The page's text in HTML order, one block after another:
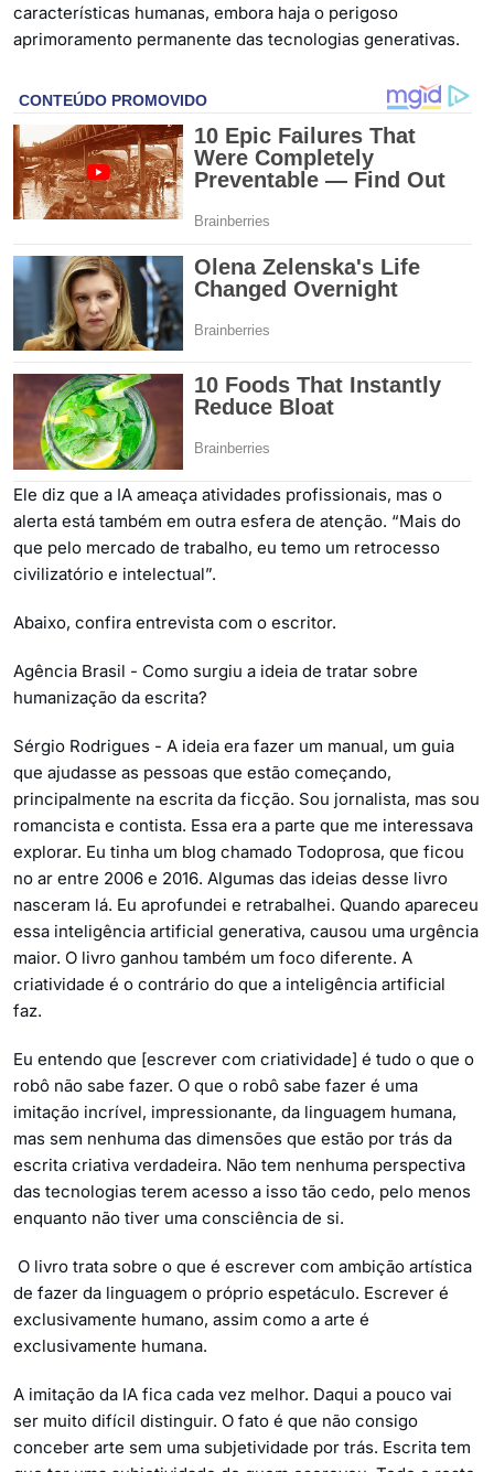
características humanas, embora haja o perigoso
aprimoramento permanente das tecnologias generativas.
Ele diz que a IA ameaça atividades profissionais, mas o
alerta está também em outra esfera de atenção. “Mais do
que pelo mercado de trabalho, eu temo um retrocesso
civilizatório e intelectual”.
Abaixo, confira entrevista com o escritor.
Agência Brasil - Como surgiu a ideia de tratar sobre
humanização da escrita?
Sérgio Rodrigues - A ideia era fazer um manual, um guia
que ajudasse as pessoas que estão começando,
principalmente na escrita da ficção. Sou jornalista, mas sou
romancista e contista. Essa era a parte que me interessava
explorar. Eu tinha um blog chamado Todoprosa, que ficou
no ar entre 2006 e 2016. Algumas das ideias desse livro
nasceram lá. Eu aprofundei e retrabalhei. Quando apareceu
essa inteligência artificial generativa, causou uma urgência
maior. O livro ganhou também um foco diferente. A
criatividade é o contrário do que a inteligência artificial
faz.
Eu entendo que [escrever com criatividade] é tudo o que o
robô não sabe fazer. O que o robô sabe fazer é uma
imitação incrível, impressionante, da linguagem humana,
mas sem nenhuma das dimensões que estão por trás da
escrita criativa verdadeira. Não tem nenhuma perspectiva
das tecnologias terem acesso a isso tão cedo, pelo menos
enquanto não tiver uma consciência de si.
O livro trata sobre o que é escrever com ambição artística
de fazer da linguagem o próprio espetáculo. Escrever é
exclusivamente humano, assim como a arte é
exclusivamente humana.
A imitação da IA fica cada vez melhor. Daqui a pouco vai
ser muito difícil distinguir. O fato é que não consigo
conceber arte sem uma subjetividade por trás. Escrita tem